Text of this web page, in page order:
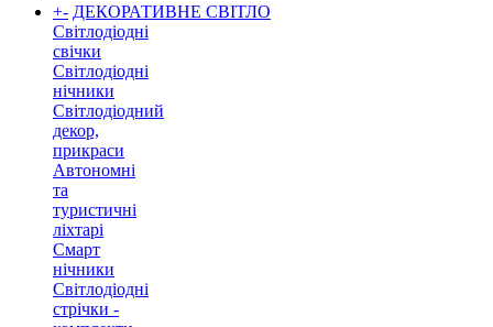
+- ДЕКОРАТИВНЕ СВІТЛО
Світлодіодні
свічки
Світлодіодні
нічники
Світлодіодний
декор,
прикраси
Автономні
та
туристичні
ліхтарі
Смарт
нічники
Світлодіодні
стрічки -